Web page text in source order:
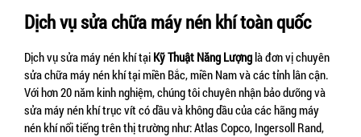
Dịch vụ sửa chữa máy nén khí toàn quốc
Dịch vụ sửa máy nén khí tại Kỹ Thuật Năng Lượng là đơn vị chuyên
sửa chữa máy nén khí tại miền Bắc, miền Nam và các tỉnh lân cận.
Với hơn 20 năm kinh nghiệm, chúng tôi chuyên nhận bảo dưỡng và
sửa máy nén khí trục vít có dầu và không dầu của các hãng máy
nén khí nổi tiếng trên thị trường như: Atlas Copco, Ingersoll Rand,